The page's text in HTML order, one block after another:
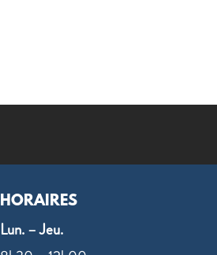
HORAIRES
Lun. – Jeu.